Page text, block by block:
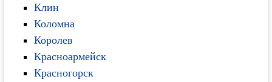
Клин
Коломна
Королев
Красноармейск
Красногорск